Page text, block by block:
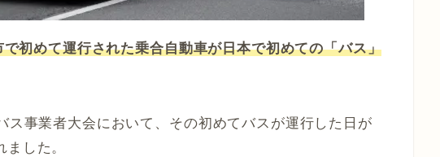
初めて運行された乗合自動車が日本で初めての「バス」
ス事業者大会において、その初めてバスが運行した日が
ました。